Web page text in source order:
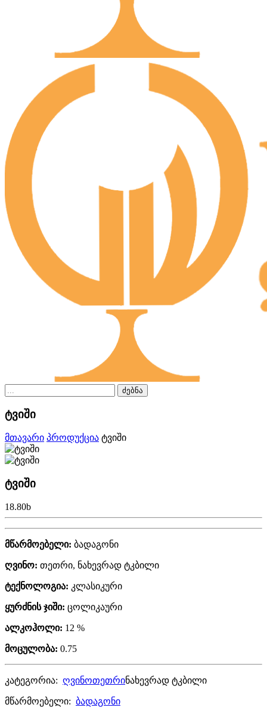
ძებნა
ტვიში
მთავარი პროდუქცია ტვიში
ტვიში
18.80b
მწარმოებელი: ბადაგონი
ღვინო: თეთრი, ნახევრად ტკბილი
ტექნოლოგია: კლასიკური
ყურძნის ჯიში: ცოლიკაური
ალკოჰოლი: 12 %
მოცულობა: 0.75
კატეგორია: ღვინოთეთრინახევრად ტკბილი
მწარმოებელი: ბადაგონი